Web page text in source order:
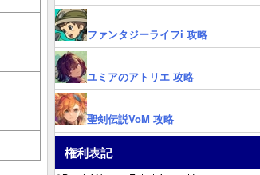
ファンタジーライフi 攻略
ユミアのアトリエ 攻略
聖剣伝説VoM 攻略
権利表記